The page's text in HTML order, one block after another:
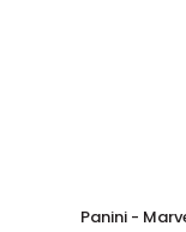
Panini -